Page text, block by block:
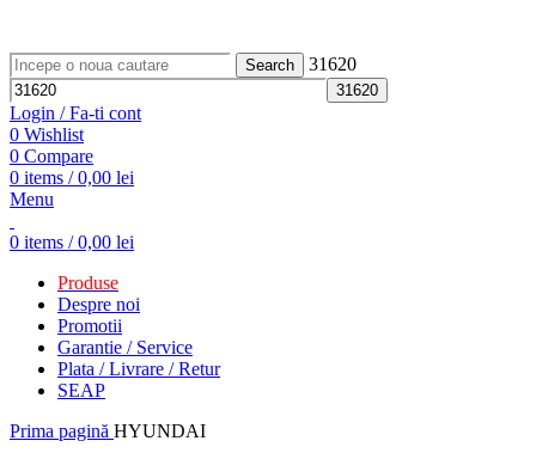
Search 31620
Login / Fa-ti cont
0 Wishlist
0 Compare
0 items / 0,00 lei
Menu
0 items / 0,00 lei
Produse
Despre noi
Promotii
Garantie / Service
Plata / Livrare / Retur
SEAP
Prima pagină HYUNDAI